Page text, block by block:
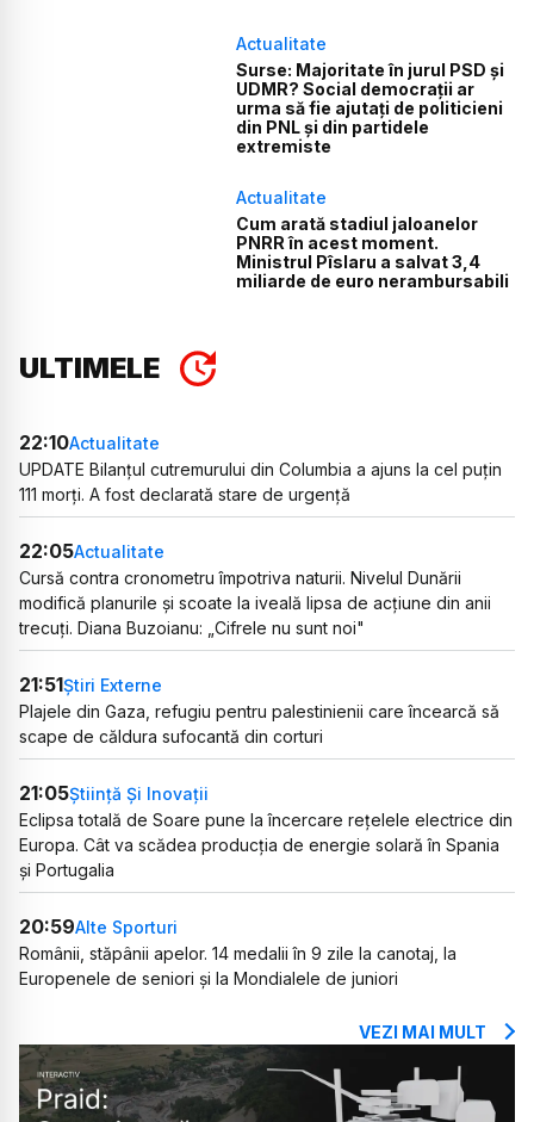
Actualitate
Surse: Majoritate în jurul PSD și
UDMR? Social democrații ar
urma să fie ajutați de politicieni
din PNL și din partidele
extremiste
Actualitate
Cum arată stadiul jaloanelor
PNRR în acest moment.
Ministrul Pîslaru a salvat 3,4
miliarde de euro nerambursabili
ULTIMELE
22:10Actualitate
UPDATE Bilanțul cutremurului din Columbia a ajuns la cel puțin
111 morți. A fost declarată stare de urgență
22:05Actualitate
Cursă contra cronometru împotriva naturii. Nivelul Dunării
modifică planurile și scoate la iveală lipsa de acțiune din anii
trecuți. Diana Buzoianu: „Cifrele nu sunt noi"
21:51Știri Externe
Plajele din Gaza, refugiu pentru palestinienii care încearcă să
scape de căldura sufocantă din corturi
21:05Știință Și Inovații
Eclipsa totală de Soare pune la încercare rețelele electrice din
Europa. Cât va scădea producția de energie solară în Spania
și Portugalia
20:59Alte Sporturi
Românii, stăpânii apelor. 14 medalii în 9 zile la canotaj, la
Europenele de seniori și la Mondialele de juniori
VEZI MAI MULT